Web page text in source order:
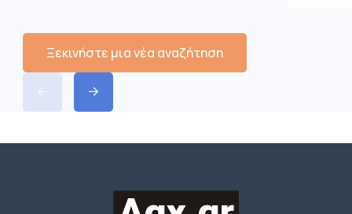
Ξεκινήστε μια νέα αναζήτηση